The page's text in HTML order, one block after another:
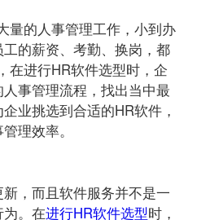
量的人事管理工作，小到办
的薪资、考勤、换岗，都
在进行HR软件选型时，企
事管理流程，找出当中最
业挑选到合适的HR软件，
，而且软件服务并不是一
。在进行HR软件选型时，